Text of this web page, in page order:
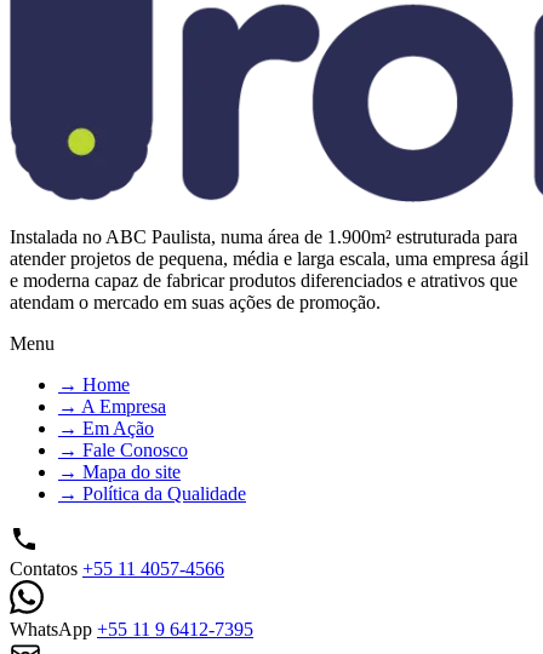
Instalada no ABC Paulista, numa área de 1.900m² estruturada para
atender projetos de pequena, média e larga escala, uma empresa ágil
e moderna capaz de fabricar produtos diferenciados e atrativos que
atendam o mercado em suas ações de promoção.
Menu
→ Home
→ A Empresa
→ Em Ação
→ Fale Conosco
→ Mapa do site
→ Política da Qualidade
Contatos +55 11 4057-4566
WhatsApp +55 11 9 6412-7395